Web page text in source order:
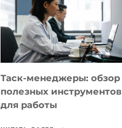
ДЛЯ
СОЗДАНИЯ
«ИСКУССТВЕННОГО
ИНЖЕНЕРА»
Таск-менеджеры: обзор
полезных инструментов
для работы